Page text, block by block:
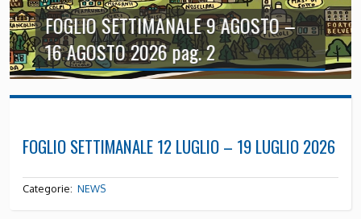
FOGLIO SETTIMANALE 9 AGOSTO –
16 AGOSTO 2026 pag. 2
FOGLIO SETTIMANALE 12 LUGLIO – 19 LUGLIO 2026
Categorie: NEWS